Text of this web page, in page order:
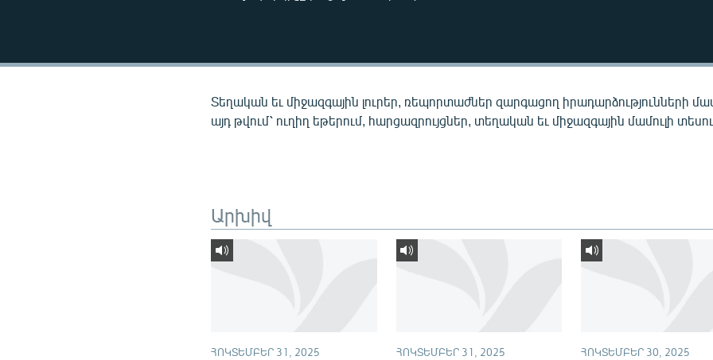
ՍՊՈՐՏ
Տեղական եւ միջազգային լուրեր, ռեպորտաժներ զարգացող իրադարձությունների
այդ թվում՝ ուղիղ եթերում, հարցազրույցներ, տեղական եւ միջազգային մամուլի
Արխիվ
ՀՈԿՏԵՄԲԵՐ 31, 2025 ՀՈԿՏԵՄԲԵՐ 31, 2025 ՀՈԿՏԵՄԲԵՐ 30, 2025